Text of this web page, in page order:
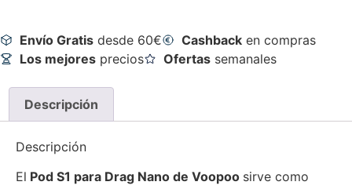
Envío Gratis desde 60€ Cashback en compras
Los mejores precios Ofertas semanales
Descripción
Descripción
El Pod S1 para Drag Nano de Voopoo sirve como